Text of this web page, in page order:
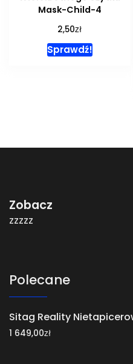
Mask-Child-4
2,50zł
Sprawdź!
Zobacz
zzzzz
Polecane
Sitag Reality
1 649,00zł